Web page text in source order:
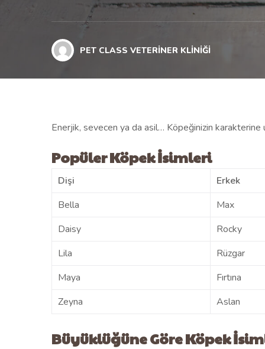
PET CLASS VETERINER KLINIĞI
Enerjik, sevecen ya da asil… Köpeğinizin karakterine
Popüler Köpek İsimleri
Dişi Erkek
Bella
Max
Daisy
Rocky
Lila
Rüzgar
Maya
Fırtına
Zeyna
Aslan
Büyüklüğüne Göre Köpek